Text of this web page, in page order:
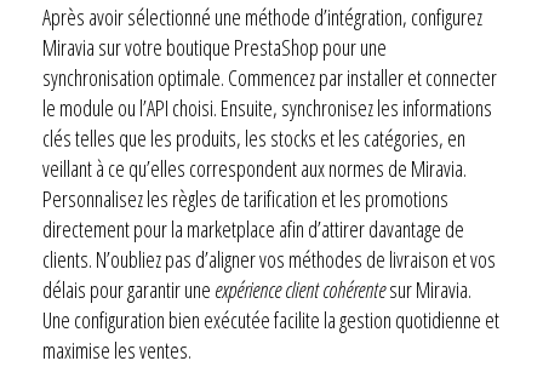
Après avoir sélectionné une méthode d’intégration, configurez
Miravia sur votre boutique PrestaShop pour une
synchronisation optimale. Commencez par installer et connecter
le module ou l’API choisi. Ensuite, synchronisez les informations
clés telles que les produits, les stocks et les catégories, en
veillant à ce qu’elles correspondent aux normes de Miravia.
Personnalisez les règles de tarification et les promotions
directement pour la marketplace afin d’attirer davantage de
clients. N’oubliez pas d’aligner vos méthodes de livraison et vos
délais pour garantir une expérience client cohérentesur Miravia.
Une configuration bien exécutée facilite la gestion quotidienne et
maximise les ventes.